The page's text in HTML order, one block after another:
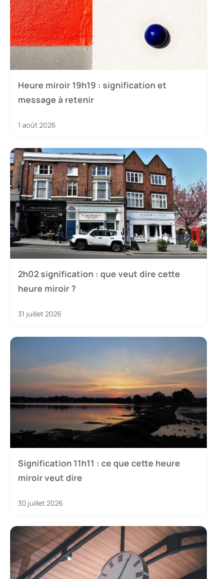
Heure miroir 19h19 : signification et
message à retenir
1 août 2026
2h02 signification : que veut dire cette
heure miroir ?
31 juillet 2026
Signification 11h11 : ce que cette heure
miroir veut dire
30 juillet 2026